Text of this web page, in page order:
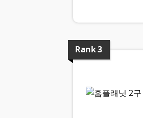
Rank3